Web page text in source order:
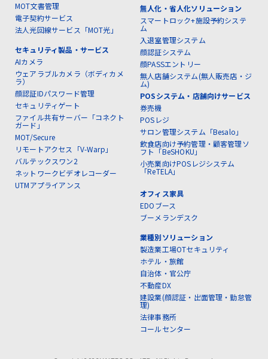
MOT文書管理
電子契約サービス
法人光回線サービス「MOT光」
セキュリティ製品・サービス
AIカメラ
ウェアラブルカメラ（ボディカメ
ラ）
顔認証IDパスワード管理
セキュリティゲート
ファイル共有サーバー「コネクト
ガード」
MOT/Secure
リモートアクセス「V-Warp」
バルテックスワン2
ネットワークビデオレコーダー
UTMアプライアンス
無人化・省人化ソリューション
スマートロック+施設予約システ
ム
入退室管理システム
顔認証システム
顔PASSエントリー
無人店舗システム(無人販売店・ジ
ム)
POSシステム・店舗向けサービス
券売機
POSレジ
サロン管理システム「Besalo」
飲食店向け予約管理・顧客管理ソ
フト「BeSHOKU」
小売業向けPOSレジシステム
「ReTELA」
オフィス家具
EDOブース
ブーメランデスク
業種別ソリューション
製造業工場OTセキュリティ
ホテル・旅館
自治体・官公庁
不動産DX
建設業(顔認証・出面管理・勤怠管
理)
法律事務所
コールセンター